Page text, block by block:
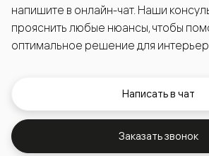
напишите в онлайн-чат. Наши
прояснить любые нюансы, чтобы
оптимальное решение для
Написать в чат
Заказать звонок